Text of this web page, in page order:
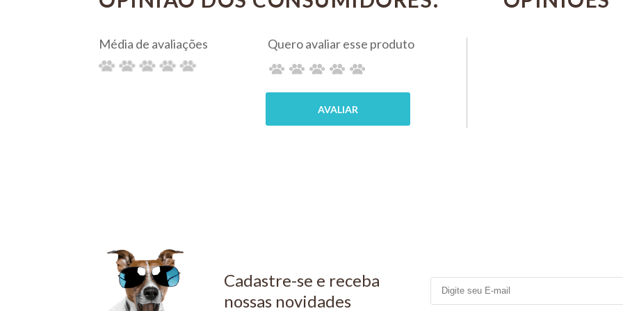
R$ 215,10 R$ 198,00
Cadastre-se e receba
nossas novidades